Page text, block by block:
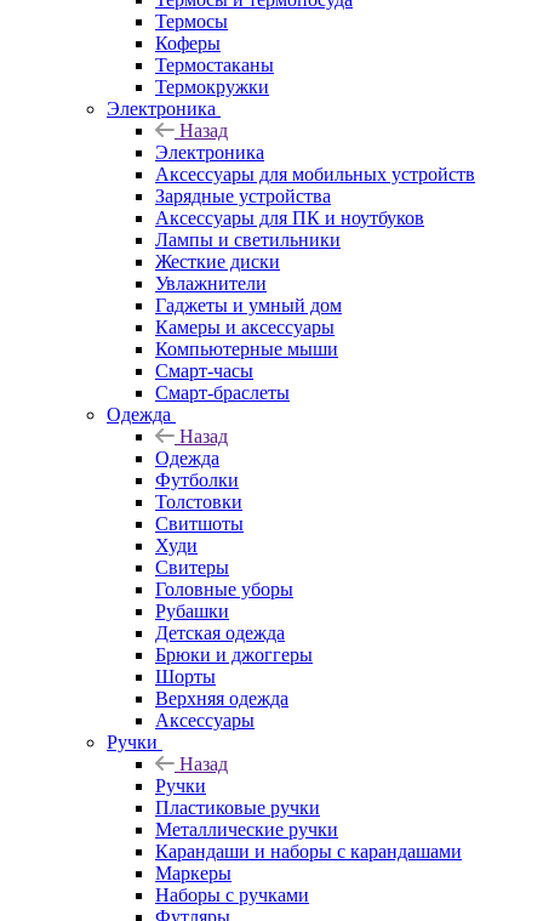
Термосы
Коферы
Термостаканы
Термокружки
Электроника
Назад
Электроника
Аксессуары для мобильных устройств
Зарядные устройства
Аксессуары для ПК и ноутбуков
Лампы и светильники
Жесткие диски
Увлажнители
Гаджеты и умный дом
Камеры и аксессуары
Компьютерные мыши
Смарт-часы
Смарт-браслеты
Одежда
Назад
Одежда
Футболки
Толстовки
Свитшоты
Худи
Свитеры
Головные уборы
Рубашки
Детская одежда
Брюки и джоггеры
Шорты
Верхняя одежда
Аксессуары
Ручки
Назад
Ручки
Пластиковые ручки
Металлические ручки
Карандаши и наборы с карандашами
Маркеры
Наборы с ручками
Футляры